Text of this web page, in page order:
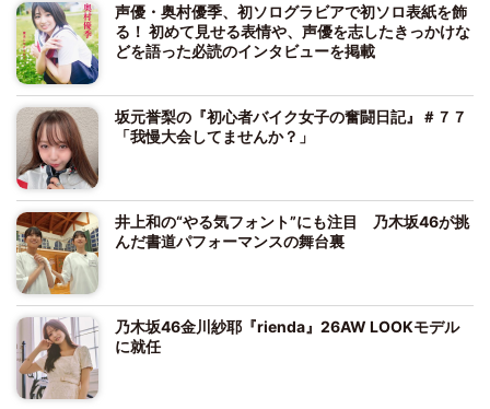
声優・奥村優季、初ソログラビアで初ソロ表紙を飾
る！ 初めて見せる表情や、声優を志したきっかけな
どを語った必読のインタビューを掲載
坂元誉梨の『初心者バイク女子の奮闘日記』＃７７
「我慢大会してませんか？」
井上和の“やる気フォント”にも注目 乃木坂46が挑
んだ書道パフォーマンスの舞台裏
乃木坂46金川紗耶『rienda』26AW LOOKモデル
に就任